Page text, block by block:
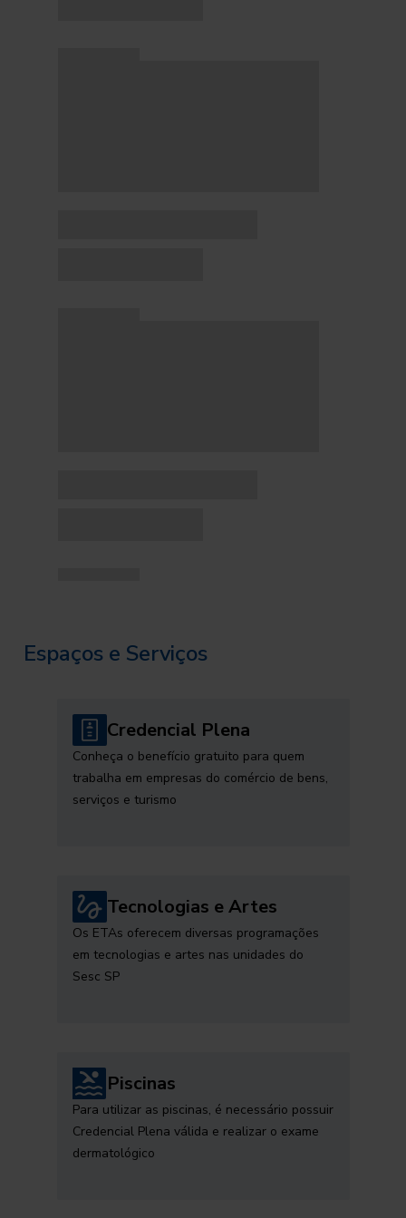
Espaços e Serviços
Credencial Plena
Conheça o benefício gratuito para quem
trabalha em empresas do comércio de bens,
serviços e turismo
Tecnologias e Artes
Os ETAs oferecem diversas programações
em tecnologias e artes nas unidades do
Sesc SP
Piscinas
Para utilizar as piscinas, é necessário possuir
Credencial Plena válida e realizar o exame
dermatológico